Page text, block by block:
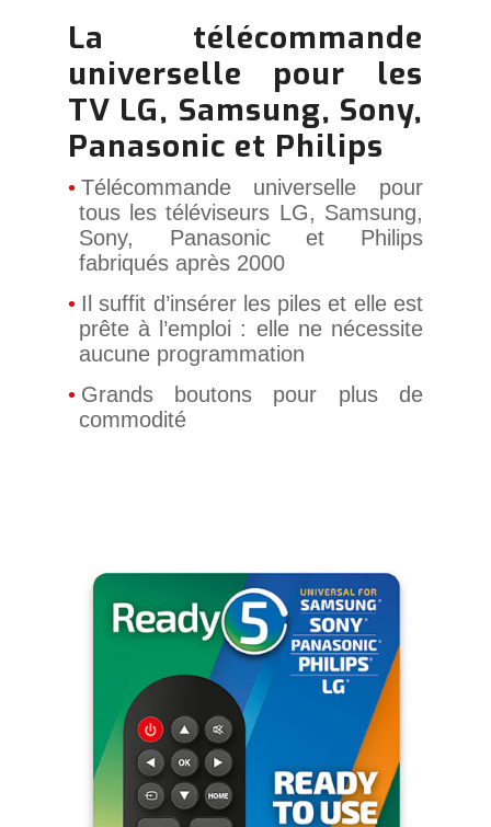
La télécommande
universelle pour les
TV LG, Samsung, Sony,
Panasonic et Philips
Télécommande universelle pour
tous les téléviseurs LG, Samsung,
Sony, Panasonic et Philips
fabriqués après 2000
Il suffit d’insérer les piles et elle est
prête à l’emploi : elle ne nécessite
aucune programmation
Grands boutons pour plus de
commodité